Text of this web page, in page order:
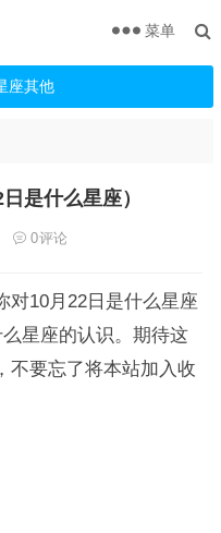
座其他
菜单
是什么星座）
0评论
对10月22日是什么星座
星座的认识。期待这
不要忘了将本站加入收